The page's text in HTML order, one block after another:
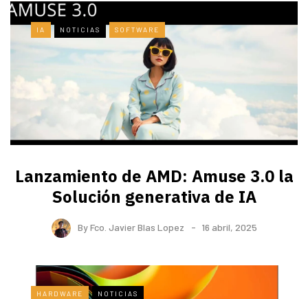
IA NOTICIAS SOFTWARE
Lanzamiento de AMD: Amuse 3.0 la
Solución generativa de IA
ByFco. Javier Blas Lopez 16 abril, 2025
HARDWARE NOTICIAS